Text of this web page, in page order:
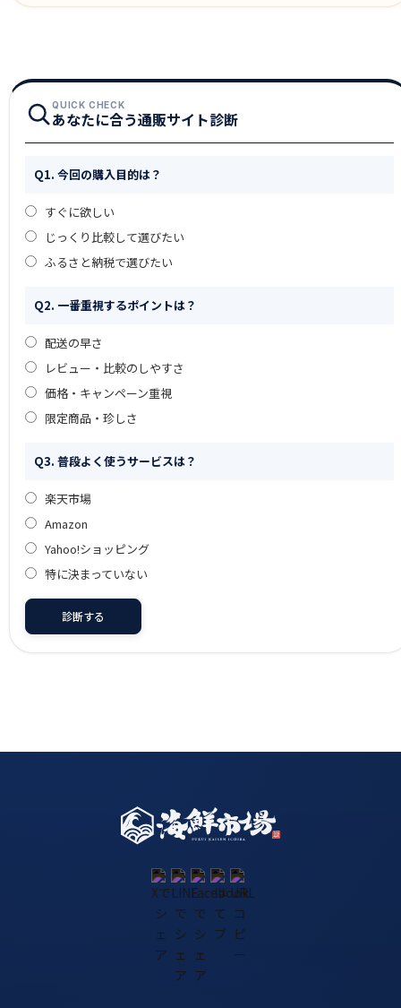
QUICK CHECK
あなたに合う通販サイト診断
Q1. 今回の購入目的は？
すぐに欲しい
じっくり比較して選びたい
ふるさと納税で選びたい
Q2. 一番重視するポイントは？
配送の早さ
レビュー・比較のしやすさ
価格・キャンペーン重視
限定商品・珍しさ
Q3. 普段よく使うサービスは？
楽天市場
Amazon
Yahoo!ショッピング
特に決まっていない
診断する